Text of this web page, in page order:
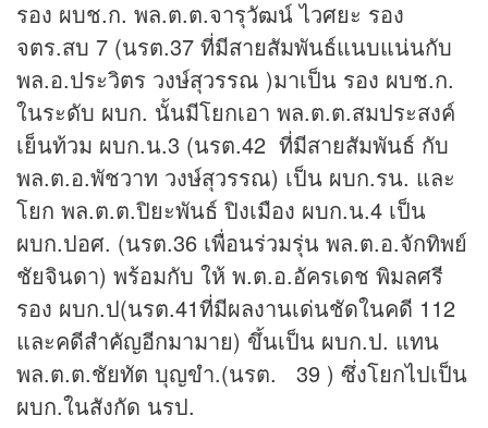
รอง ผบช.ก. พล.ต.ต.จารุวัฒน์ ไวศยะ รอง
จตร.สบ 7 (นรต.37 ที่มีสายสัมพันธ์แนบแน่นกับ
พล.อ.ประวิตร วงษ์สุวรรณ )มาเป็น รอง ผบช.ก.
ในระดับ ผบก. นั้นมีโยกเอา พล.ต.ต.สมประสงค์
เย็นท้วม ผบก.น.3 (นรต.42 ที่มีสายสัมพันธ์ กับ
พล.ต.อ.พัชวาท วงษ์สุวรรณ) เป็น ผบก.รน. และ
โยก พล.ต.ต.ปิยะพันธ์ ปิงเมือง ผบก.น.4 เป็น
ผบก.ปอศ. (นรต.36 เพื่อนร่วมรุ่น พล.ต.อ.จักทิพย์
ชัยจินดา) พร้อมกับ ให้ พ.ต.อ.อัครเดช พิมลศรี
รอง ผบก.ป(นรต.41ที่มีผลงานเด่นชัดในคดี 112
และคดีสำคัญอีกมามาย) ขึ้นเป็น ผบก.ป. แทน
พล.ต.ต.ชัยทัต บุญขำ.(นรต. 39 ) ซึ่งโยกไปเป็น
ผบก.ในสังกัด นรป.